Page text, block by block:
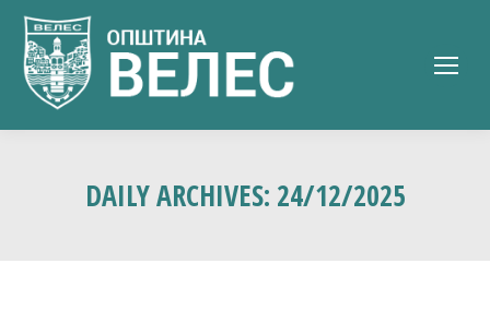
DAILY ARCHIVES: 24/12/2025